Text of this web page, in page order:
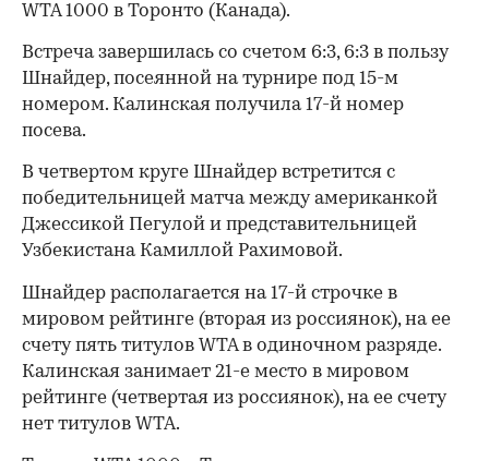
WTA 1000 в Торонто (Канада).
Встреча завершилась со счетом 6:3, 6:3 в пользу
Шнайдер, посеянной на турнире под 15-м
номером. Калинская получила 17-й номер
посева.
В четвертом круге Шнайдер встретится с
победительницей матча между американкой
Джессикой Пегулой и представительницей
Узбекистана Камиллой Рахимовой.
Шнайдер располагается на 17-й строчке в
мировом рейтинге (вторая из россиянок), на ее
счету пять титулов WTA в одиночном разряде.
Калинская занимает 21-е место в мировом
рейтинге (четвертая из россиянок), на ее счету
нет титулов WTA.